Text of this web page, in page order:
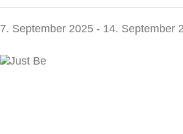
7. September 2025 - 14. September